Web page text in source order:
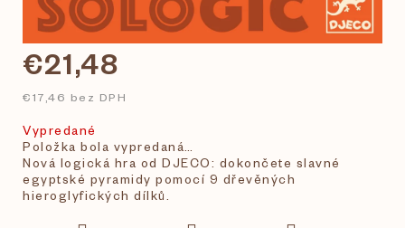
€21,48
€17,46 bez DPH
Vypredané
Položka bola vypredaná…
Nová logická hra od DJECO: dokončete slavné
egyptské pyramidy pomocí 9 dřevěných
hieroglyfických dílků.